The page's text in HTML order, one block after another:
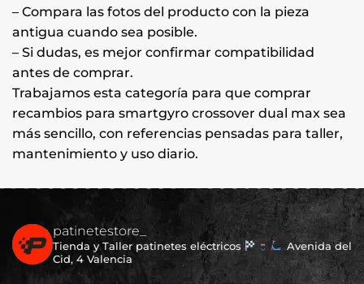
– Compara las fotos del producto con la pieza
antigua cuando sea posible.
– Si dudas, es mejor confirmar compatibilidad
antes de comprar.
Trabajamos esta categoría para que comprar
recambios para smartgyro crossover dual max sea
más sencillo, con referencias pensadas para taller,
mantenimiento y uso diario.
patinetestore_
Tienda y Taller patinetes eléctricos
Avenida del
Cid, 4 Valencia